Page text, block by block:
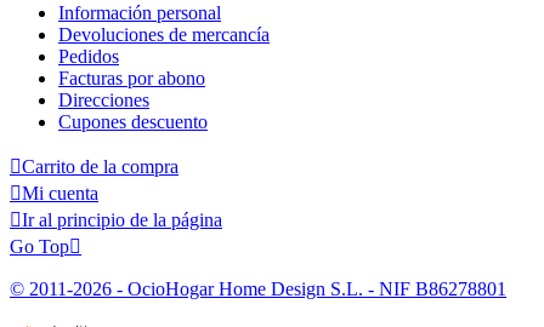
Información personal
Devoluciones de mercancía
Pedidos
Facturas por abono
Direcciones
Cupones descuento
Carrito de la compra
Mi cuenta
Ir al principio de la página
Go Top
© 2011-2026 - OcioHogar Home Design S.L. - NIF B86278801